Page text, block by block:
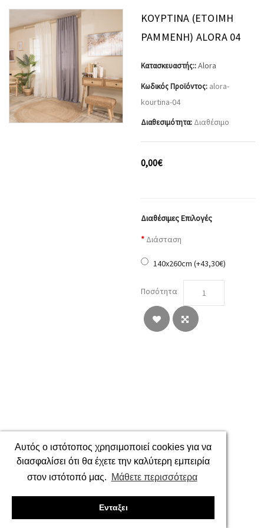
Αυτός ο ιστότοπος χρησιμοποιεί cookies για να
διασφαλίσει ότι θα έχετε την καλύτερη εμπειρία
στον ιστότοπό μας.
Μάθετε περισσότερα
Ενταξει
ΚΟΥΡΤΊΝΑ (ΈΤΟΙΜΗ
ΡΑΜΜΈΝΗ) ALORA 04
Κατασκευαστής::Alora
Κωδικός Προϊόντος: alora-
kourtina-04
Διαθεσιμότητα: Διαθέσιμο
0,00€
Διαθέσιμες Επιλογές
Διάσταση
140x260cm (+43,30€)
Ποσότητα